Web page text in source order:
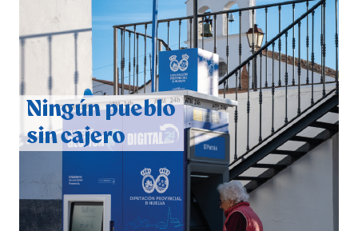
CUARTA CORRIDA DE LAS FIESTAS COLOMBINAS
2026
hace 5 días·Huelvatv